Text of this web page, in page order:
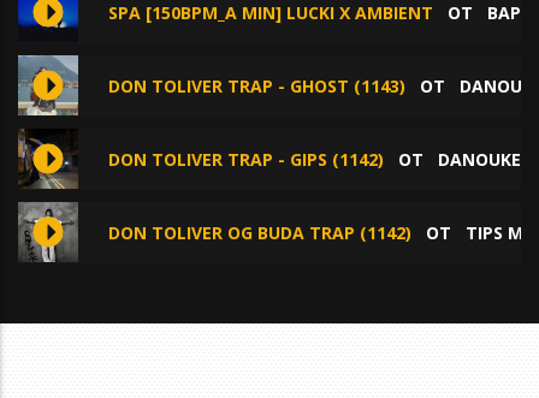
SPA [150BPM_A MIN] LUCKI X AMBIENT ОТ
DON TOLIVER TRAP - GHOST (1143) ОТ
DON TOLIVER TRAP - GIPS (1142) ОТ DANOUKEN
DON TOLIVER OG BUDA TRAP (1142) ОТ TIPS